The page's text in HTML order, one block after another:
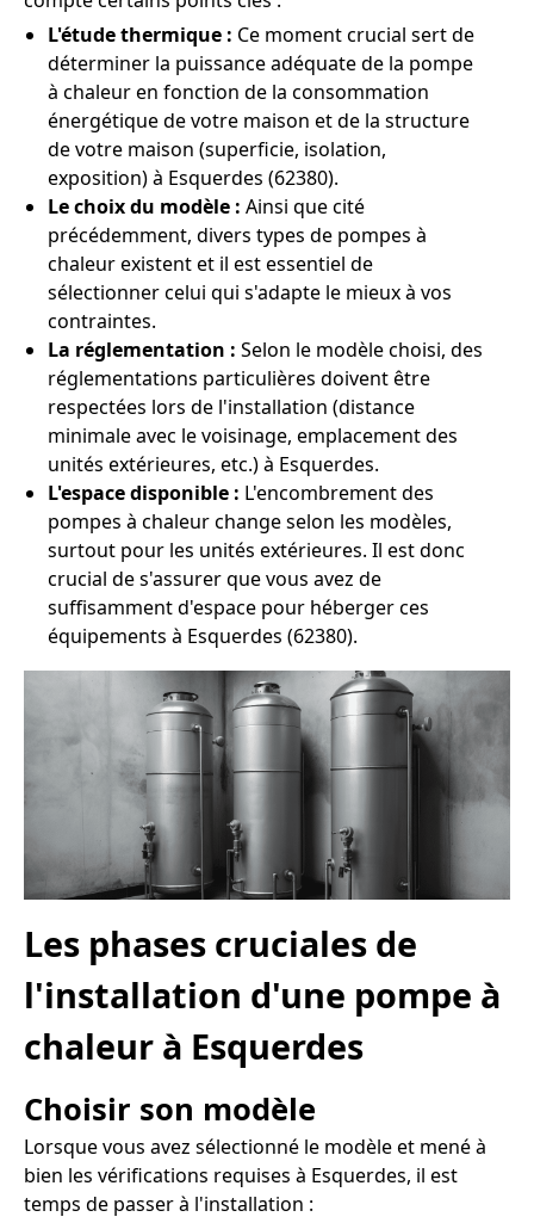
L'étude thermique : Ce moment crucial sert de
déterminer la puissance adéquate de la pompe
à chaleur en fonction de la consommation
énergétique de votre maison et de la structure
de votre maison (superficie, isolation,
exposition) à Esquerdes (62380).
Le choix du modèle : Ainsi que cité
précédemment, divers types de pompes à
chaleur existent et il est essentiel de
sélectionner celui qui s'adapte le mieux à vos
contraintes.
La réglementation : Selon le modèle choisi, des
réglementations particulières doivent être
respectées lors de l'installation (distance
minimale avec le voisinage, emplacement des
unités extérieures, etc.) à Esquerdes.
L'espace disponible : L'encombrement des
pompes à chaleur change selon les modèles,
surtout pour les unités extérieures. Il est donc
crucial de s'assurer que vous avez de
suffisamment d'espace pour héberger ces
équipements à Esquerdes (62380).
Les phases cruciales de
l'installation d'une pompe à
chaleur à Esquerdes
Choisir son modèle
Lorsque vous avez sélectionné le modèle et mené à
bien les vérifications requises à Esquerdes, il est
temps de passer à l'installation :